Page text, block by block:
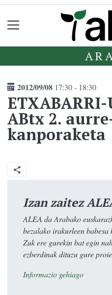
2012/09/08 17:30 - 18:30
ABtx 2.
kanporaketa
Izan zaitez
ALEA da Arabako
bezalako irakurleen
Zuk ere gurekin bat egin
ezberdinak dituzu gure
Informazio gehiago